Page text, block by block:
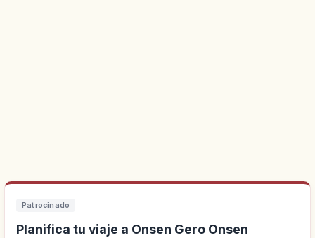
Patrocinado
Planifica tu viaje a Onsen Gero Onsen